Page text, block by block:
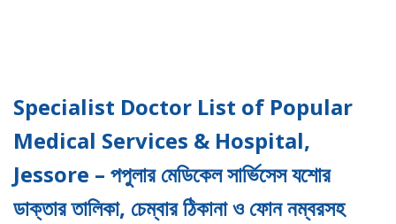
Specialist Doctor List of Popular
Medical Services & Hospital,
Jessore – পপুলার মেডিকেল সার্ভিসেস যশোর
ডাক্তার তালিকা, চেম্বার ঠিকানা ও ফোন নম্বরসহ